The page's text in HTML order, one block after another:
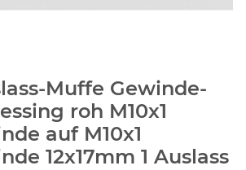
Muffe Gewinde-
roh M10x1
auf M10x1
12x17mm 1 Auslass